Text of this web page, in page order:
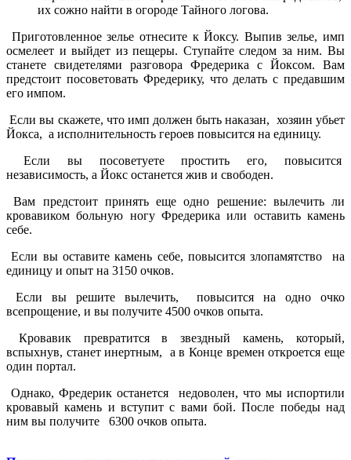
их сожно найти в огороде Тайного логова.
Приготовленное зелье отнесите к Йоксу. Выпив зелье, имп
осмелеет и выйдет из пещеры. Ступайте следом за ним. Вы
станете свидетелями разговора Фредерика с Йоксом. Вам
предстоит посоветовать Фредерику, что делать с предавшим
его импом.
Если вы скажете, что имп должен быть наказан, хозяин убьет
Йокса, а исполнительность героев повысится на единицу.
Если вы посоветуете простить его, повысится
независимость, а Йокс останется жив и свободен.
Вам предстоит принять еще одно решение: вылечить ли
кровавиком больную ногу Фредерика или оставить камень
себе.
Если вы оставите камень себе, повысится злопамятство на
единицу и опыт на 3150 очков.
Если вы решите вылечить, повысится на одно очко
всепрощение, и вы получите 4500 очков опыта.
Кровавик превратится в звездный камень, который,
вспыхнув, станет инертным, а в Конце времен откроется еще
один портал.
Однако, Фредерик останется недоволен, что мы испортили
кровавый камень и вступит с вами бой. После победы над
ним вы получите 6300 очков опыта.